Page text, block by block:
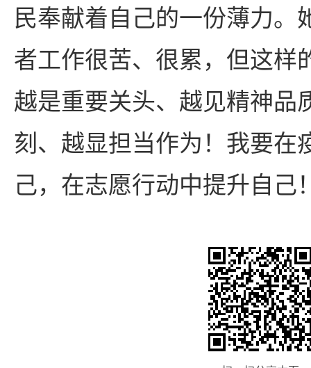
民奉献着自己的一份薄力。
者工作很苦、很累，但这样
越是重要关头、越见精神品
刻、越显担当作为！我要在
己，在志愿行动中提升自己